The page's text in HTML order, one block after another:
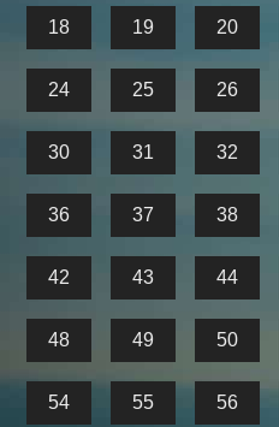
18 19 20
24 25 26
30 31 32
36 37 38
42 43 44
48 49 50
54 55 56